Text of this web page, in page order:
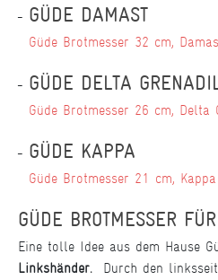
GÜDE DAMAST
Güde Brotmesser 32 cm,
GÜDE DELTA
Güde Brotmesser 26 cm, Delta
GÜDE KAPPA
Güde Brotmesser 21 cm, Kappa
GÜDE BROTMESSER
Eine tolle Idee aus dem Hause
Linkshänder.
Durch den